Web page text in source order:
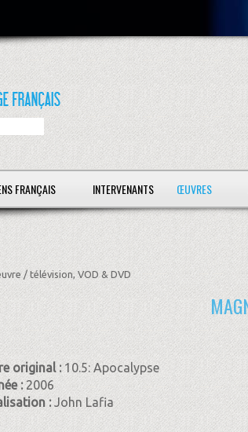
FRANÇAIS INTERVENANTS ŒUVRES
/ télévision, VOD & DVD
original :10.5: Apocalypse
:2006
:John Lafia